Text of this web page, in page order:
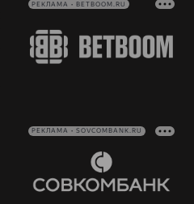
РЕКЛАМА • BETBOOM.RU
РЕКЛАМА • SOVCOMBANK.RU